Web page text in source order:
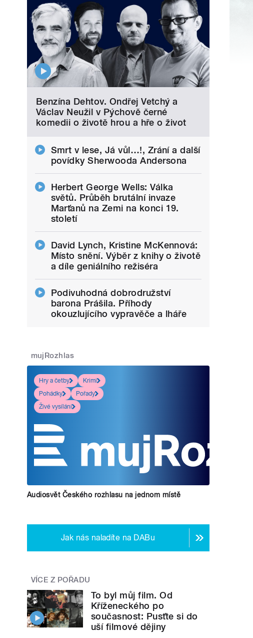
Benzína Dehtov. Ondřej Vetchý a
Václav Neužil v Pýchově černé
komedii o životě hrou a hře o život
Smrt v lese, Já vůl…!, Zrání a další
povídky Sherwooda Andersona
Herbert George Wells: Válka
světů. Průběh brutální invaze
Marťanů na Zemi na konci 19.
století
David Lynch, Kristine McKennová:
Místo snění. Výběr z knihy o životě
a díle geniálního režiséra
Podivuhodná dobrodružství
barona Prášila. Příhody
okouzlujícího vypravěče a lháře
mujRozhlas
Hry a četby
Krimi
Pohádky
Pořady
Živé vysílání
Audiosvět Českého rozhlasu na jednom místě
Jak nás naladíte na DABu
VÍCE Z POŘADU
To byl můj film. Od
Kříženeckého po
současnost: Pusťte si do
uší filmové dějiny